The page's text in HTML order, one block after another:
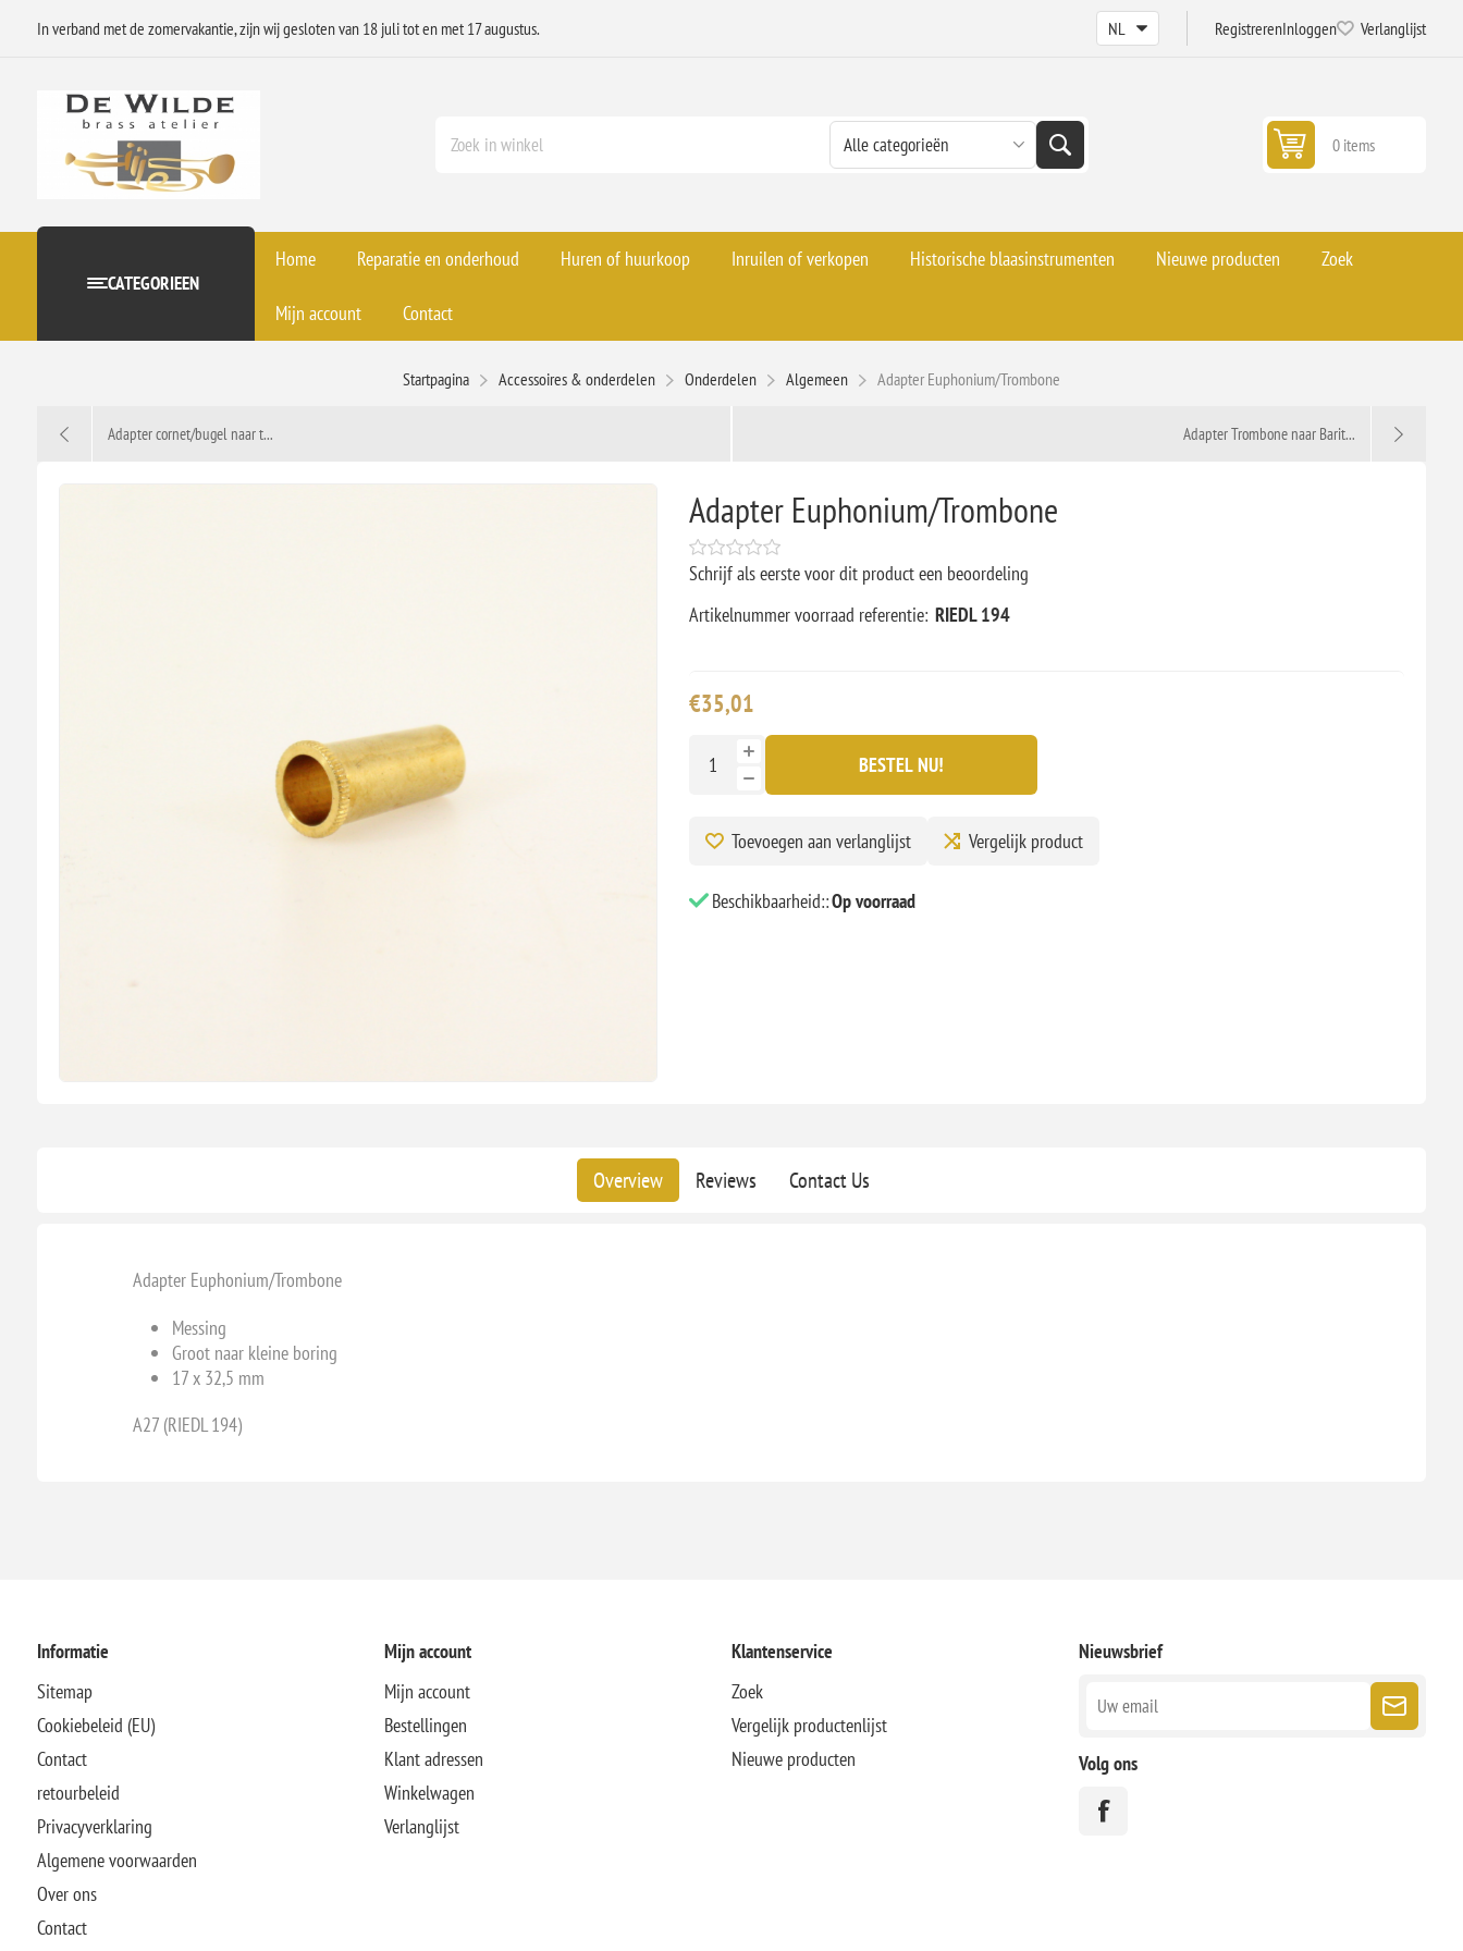
In verband met de zomervakantie, zijn wij gesloten van 18 juli tot en met 17 augustus. RegistrerenInloggen Verlanglijst
0 items
CATEGORIEEN
Home Reparatie en onderhoud Huren of huurkoop Inruilen of verkopen Historische blaasinstrumenten Nieuwe producten Zoek
Mijn account Contact
Startpagina Accessoires & onderdelen Onderdelen Algemeen Adapter Euphonium/Trombone
Adapter cornet/bugel naar t... Adapter Trombone naar Barit...
Adapter Euphonium/Trombone
Schrijf als eerste voor dit product een beoordeling
Artikelnummer voorraad referentie: RIEDL 194
€35,01
BESTEL NU!
Toevoegen aan verlanglijst Vergelijk product
Beschikbaarheid::Op voorraad
Overview Reviews Contact Us
Adapter Euphonium/Trombone
Messing
Groot naar kleine boring
17 x 32,5 mm
A27 (RIEDL 194)
Informatie
Sitemap
Cookiebeleid (EU)
Contact
retourbeleid
Privacyverklaring
Algemene voorwaarden
Over ons
Contact
Mijn account
Mijn account
Bestellingen
Klant adressen
Winkelwagen
Verlanglijst
Klantenservice
Zoek
Vergelijk productenlijst
Nieuwe producten
Nieuwsbrief
Volg ons